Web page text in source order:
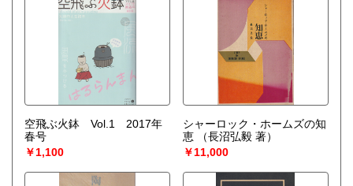
空飛ぶ火鉢 Vol.1 2017年
春号
￥1,100
シャーロック・ホームズの知
恵
（長沼弘毅 著）
￥11,000